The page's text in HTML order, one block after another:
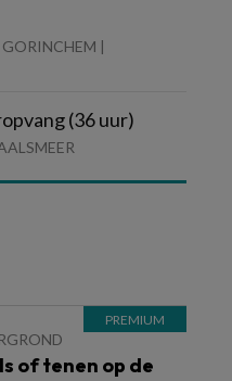
|
(36 uur)
of tenen op de